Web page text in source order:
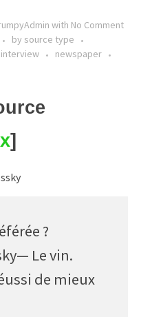
with No Comment
by source type
interview
newspaper
x]
?
Le vin.
de mieux